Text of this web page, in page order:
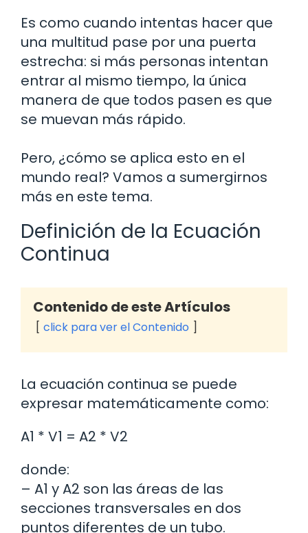
Es como cuando intentas hacer que
una multitud pase por una puerta
estrecha: si más personas intentan
entrar al mismo tiempo, la única
manera de que todos pasen es que
se muevan más rápido.
Pero, ¿cómo se aplica esto en el
mundo real? Vamos a sumergirnos
más en este tema.
Definición de la Ecuación
Continua
Contenido de este Artículos
click para ver el Contenido
La ecuación continua se puede
expresar matemáticamente como:
A1 * V1 = A2 * V2
donde:
– A1 y A2 son las áreas de las
secciones transversales en dos
puntos diferentes de un tubo.